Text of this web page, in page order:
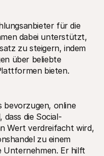
für Ihr
Support
helfen können
für die
dabei unterstützt,
zu steigern, indem
über beliebte
bieten.
bevorzugen, online
die Social-
Wert verdreifacht wird,
zu einem
Er hilft